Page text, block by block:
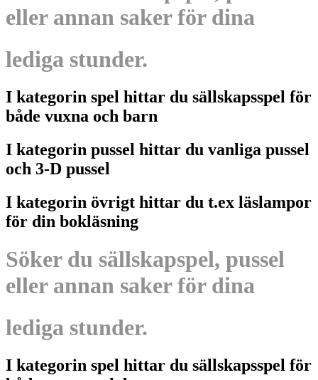
eller annan saker för dina
lediga stunder.
I kategorin spel hittar du sällskapsspel för
både vuxna och barn
I kategorin pussel hittar du vanliga pussel
och 3-D pussel
I kategorin övrigt hittar du t.ex läslampor
för din bokläsning
Söker du sällskapspel, pussel
eller annan saker för dina
lediga stunder.
I kategorin spel hittar du sällskapsspel för